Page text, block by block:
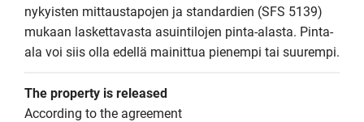
nykyisten mittaustapojen ja standardien (SFS 5139)
mukaan laskettavasta asuintilojen pinta-alasta. Pinta-
ala voi siis olla edellä mainittua pienempi tai suurempi.
The property is released
According to the agreement